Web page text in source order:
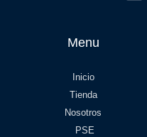
Menu
Inicio
Tienda
Nosotros
PSE